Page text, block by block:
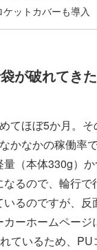
ケットカバーも導入
が破れてきた
てほぼ5か月。
かなかの稼働率
（本体330g）
るので、輪行で
るのですが、反
カーホームペー
ているため、PU